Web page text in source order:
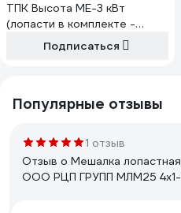
ТПК Высота МЕ-3 кВт
(лопасти в комплекте -
плоские, конусные) Мотор-
редуктор мощностью 3
Подписаться
Популярные отзывы
1 отзыв
Отзыв о Мешалка
ООО РЦП ГРУПП МЛМ25